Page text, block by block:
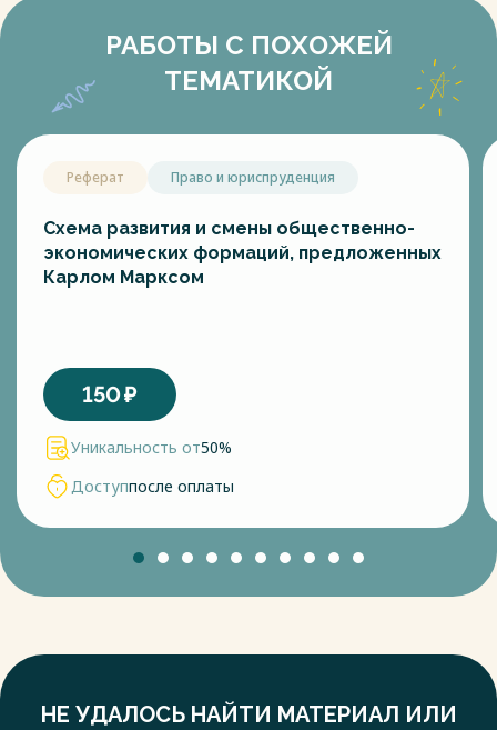
РАБОТЫ С ПОХОЖЕЙ
ТЕМАТИКОЙ
Реферат Право и юриспруденция
Схема развития и смены общественно-
экономических формаций, предложенных
Карлом Марксом
150₽
Уникальность от50%
Доступпосле оплаты
НЕ УДАЛОСЬ НАЙТИ МАТЕРИАЛ ИЛИ